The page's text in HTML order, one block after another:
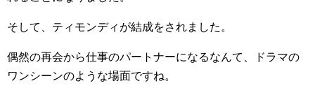
そして、ティモンディが結成をされました。
偶然の再会から仕事のパートナーになるなんて、ドラマの
ワンシーンのような場面ですね。